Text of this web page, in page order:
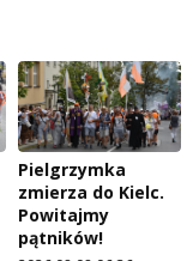
Pielgrzymka
zmierza do Kielc.
Powitajmy
pątników!